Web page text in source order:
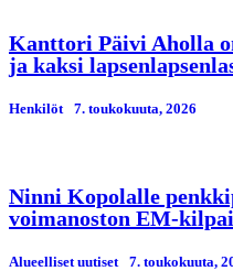
Kanttori Päivi Aholla
ja kaksi
Henkilöt 7. toukokuuta, 2026
Ninni Kopolalle
voimanoston EM-
Alueelliset uutiset 7. toukokuuta,